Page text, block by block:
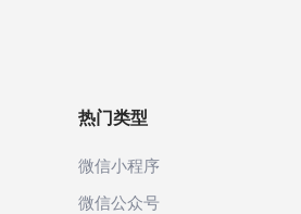
热门类型
微信小程序
微信公众号